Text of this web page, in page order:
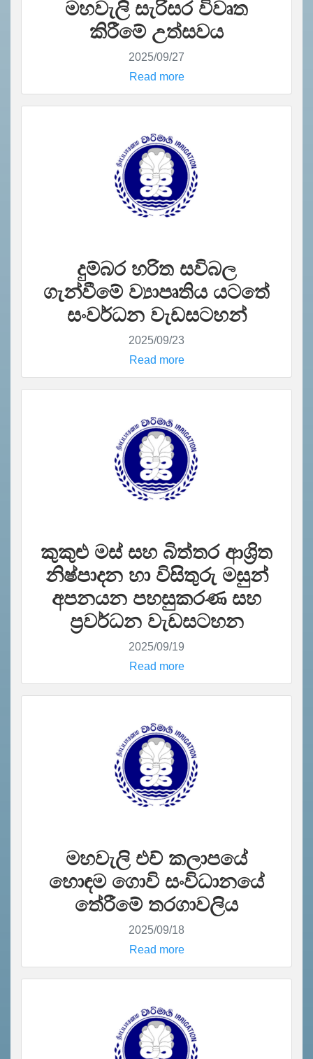
මහවැලි සැරිසර විවෘත
කිරීමේ උත්සවය
2025/09/27
Read more
දුම්බර හරිත සවිබල
ගැන්වීමේ ව්‍යාපෘතිය යටතේ
සංවර්ධන වැඩසටහන්
2025/09/23
Read more
කුකුළු මස් සහ බිත්තර ආශ්‍රිත
නිෂ්පාදන හා විසිතුරු මසුන්
අපනයන පහසුකරණ සහ
ප්‍රවර්ධන වැඩසටහන
2025/09/19
Read more
මහවැලි එච් කලාපයේ
හොඳම ගොවි සංවිධානයේ
තේරීමේ තරගාවලිය
2025/09/18
Read more